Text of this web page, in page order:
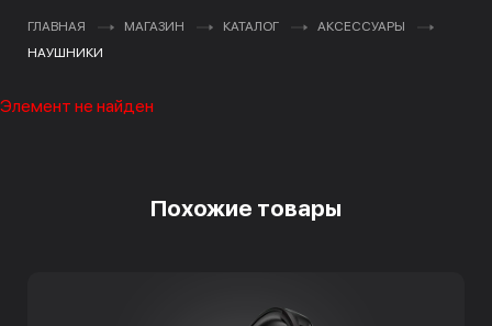
ГЛАВНАЯ МАГАЗИН КАТАЛОГ
АКСЕССУАРЫ
НАУШНИКИ
Элемент не найден
Похожие товары